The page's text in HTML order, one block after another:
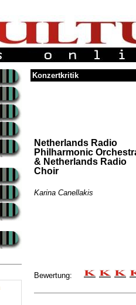
Konzertkritik
Netherlands Radio
Philharmonic
& Netherlands Radio
Choir
Karina Canellakis
Bewertung: